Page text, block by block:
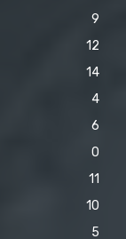
9
12
14
4
6
0
11
10
5